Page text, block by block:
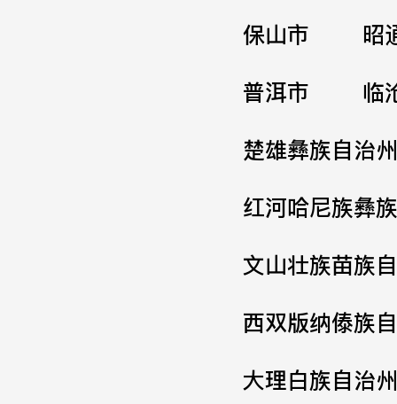
保山市
昭
普洱市
临
楚雄彝族自治州
红河哈尼族彝
文山壮族苗族
西双版纳傣族
大理白族自治州